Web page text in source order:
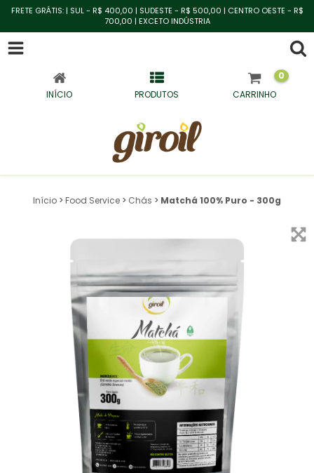
FRETE GRÁTIS: | SUL - R$ 400,00 | SUDESTE - R$ 500,00 | CENTRO OESTE - R$
700,00 | EXCETO INDÚSTRIA
INÍCIO PRODUTOS CARRINHO
0
Início > Food Service > Chás > Matchá 100% Puro - 300g